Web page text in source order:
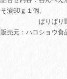
そ漬60ｇ１個、
ぱりぱり野菜
販売元：ハコショウ食